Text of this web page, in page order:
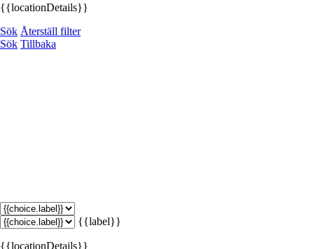
{{locationDetails}}
Sök Återställ filter
Sök Tillbaka
{{label}}
{{locationDetails}}